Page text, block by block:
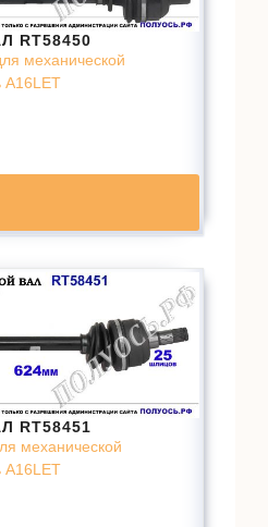
RT58450
механической
A16LET
RT58451
механической
A16LET